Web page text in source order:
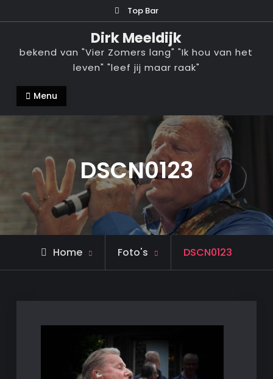
naar
inhoud
Top Bar
Dirk Meeldijk
bekend van "Vier Zomers lang" "Ik hou van het
leven" "leef jij maar raak"
Menu
DSCN0123
Home Foto's DSCN0123